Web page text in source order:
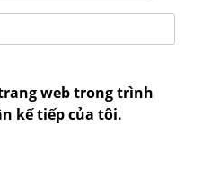
web trong trình
kế tiếp của tôi.